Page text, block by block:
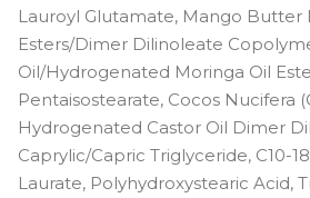
Lauroyl Glutamate, Mango Butter
Esters/Dimer Dilinoleate
Oil/Hydrogenated Moringa Oil
Pentaisostearate, Cocos Nucifera
Hydrogenated Castor Oil Dimer
Caprylic/Capric Triglyceride, C10-
Laurate, Polyhydroxystearic Acid,